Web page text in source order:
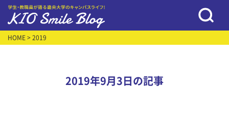
HOME > 2019
2019年9月3日の記事